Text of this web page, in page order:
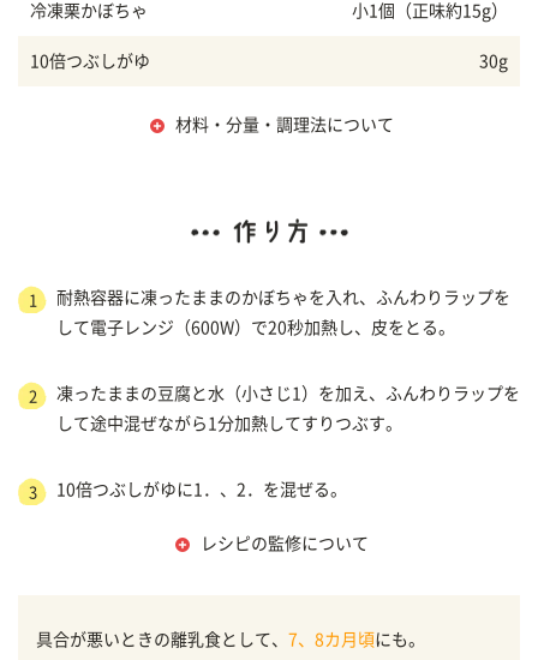
冷凍栗かぼちゃ 小1個（正味約15g）
10倍つぶしがゆ 30g
材料・分量・調理法について
1
耐熱容器に凍ったままのかぼちゃを入れ、ふんわりラップを
して電子レンジ（600W）で20秒加熱し、皮をとる。
2
凍ったままの豆腐と水（小さじ1）を加え、ふんわりラップを
して途中混ぜながら1分加熱してすりつぶす。
3 10倍つぶしがゆに1．、2．を混ぜる。
レシピの監修について
具合が悪いときの離乳食として、 7、8カ月頃にも。